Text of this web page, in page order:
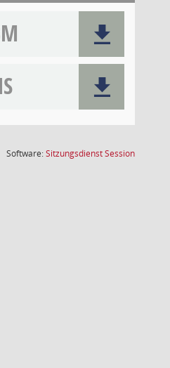
Software:SitzungsdienstSession(Wird in